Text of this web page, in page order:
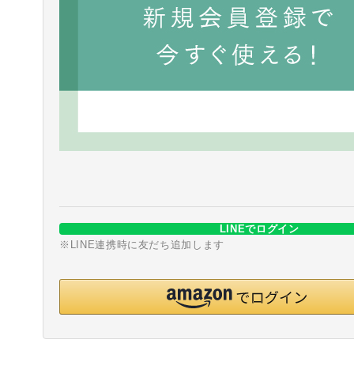
LINEでログイン
※LINE連携時に友だち追加します